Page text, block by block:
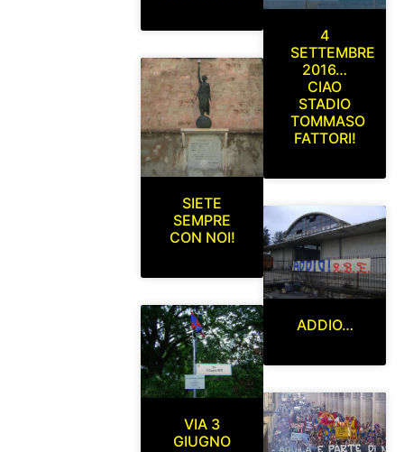
SIETE
SEMPRE
CON NOI!
VIA 3
GIUGNO
4
SETTEMBRE
2016…
CIAO
STADIO
TOMMASO
FATTORI!
ADDIO…